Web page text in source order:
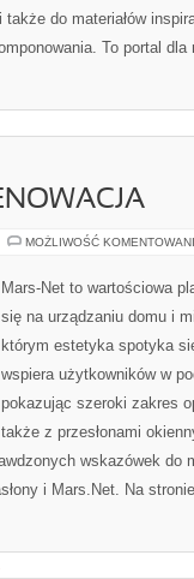
do materiałów
To portal
MOŻLIWOŚĆ
Mars-Net to wartościowa
się na urządzaniu domu i
którym estetyka spotyka
wspiera użytkowników w
pokazując szeroki zakres
także z przesłonami
wskazówek do
i Mars.Net. Na